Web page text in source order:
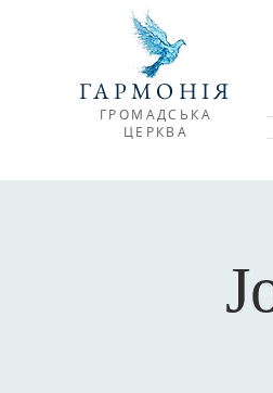
ГАРМОНІЯ
ГРОМАДСЬКА
ЦЕРКВА